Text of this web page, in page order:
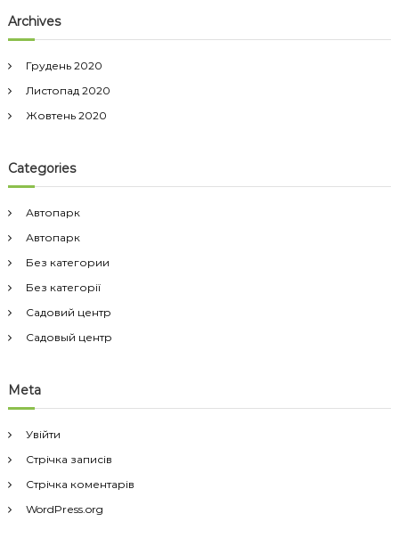
Archives
Грудень 2020
Листопад 2020
Жовтень 2020
Categories
Автопарк
Автопарк
Без категории
Без категорії
Садовий центр
Садовый центр
Meta
Увійти
Стрічка записів
Стрічка коментарів
WordPress.org